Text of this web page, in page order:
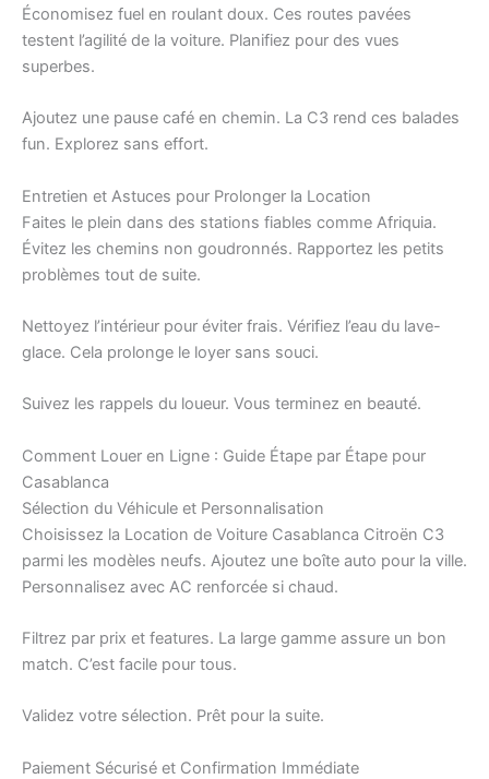
Économisez fuel en roulant doux. Ces routes pavées
testent l’agilité de la voiture. Planifiez pour des vues
superbes.
Ajoutez une pause café en chemin. La C3 rend ces balades
fun. Explorez sans effort.
Entretien et Astuces pour Prolonger la Location
Faites le plein dans des stations fiables comme Afriquia.
Évitez les chemins non goudronnés. Rapportez les petits
problèmes tout de suite.
Nettoyez l’intérieur pour éviter frais. Vérifiez l’eau du lave-
glace. Cela prolonge le loyer sans souci.
Suivez les rappels du loueur. Vous terminez en beauté.
Comment Louer en Ligne : Guide Étape par Étape pour
Casablanca
Sélection du Véhicule et Personnalisation
Choisissez la Location de Voiture Casablanca Citroën C3
parmi les modèles neufs. Ajoutez une boîte auto pour la ville.
Personnalisez avec AC renforcée si chaud.
Filtrez par prix et features. La large gamme assure un bon
match. C’est facile pour tous.
Validez votre sélection. Prêt pour la suite.
Paiement Sécurisé et Confirmation Immédiate